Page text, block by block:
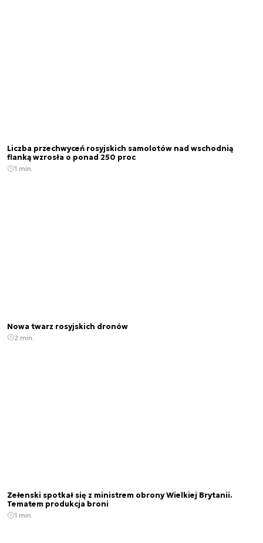
Liczba przechwyceń rosyjskich samolotów nad wschodnią
flanką wzrosła o ponad 250 proc
1 min.
Nowa twarz rosyjskich dronów
2 min.
Zełenski spotkał się z ministrem obrony Wielkiej Brytanii.
Tematem produkcja broni
1 min.